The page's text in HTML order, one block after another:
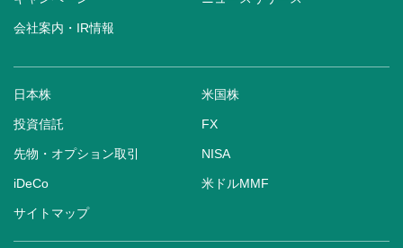
会社案内・IR情報
日本株 米国株
投資信託 FX
先物・オプション取引 NISA
iDeCo 米ドルMMF
サイトマップ